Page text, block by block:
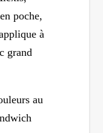
poche,
à
grand
au